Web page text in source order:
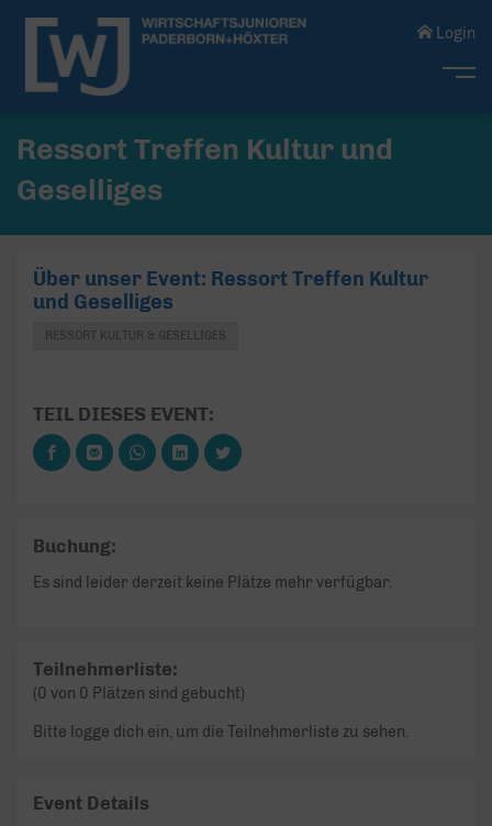
Login
Ressort Treffen Kultur und
Geselliges
Über unser Event: Ressort Treffen Kultur
und Geselliges
RESSORT KULTUR & GESELLIGES
TEIL DIESES EVENT:
Buchung:
Es sind leider derzeit keine Plätze mehr verfügbar.
Teilnehmerliste:
(0 von 0 Plätzen sind gebucht)
Bitte logge dich ein, um die Teilnehmerliste zu sehen.
Event Details